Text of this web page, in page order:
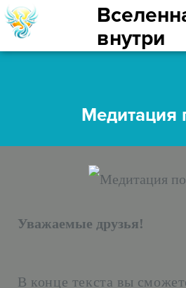
внутри
Медитация
Уважаемые друзья!
В конце текста вы